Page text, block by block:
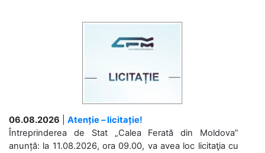
06.08.2026
Atenție – licitație!
Întreprinderea de Stat „Calea Ferată din Moldova”
anunță: la 11.08.2026, ora 09.00, va avea loc licitaţia cu